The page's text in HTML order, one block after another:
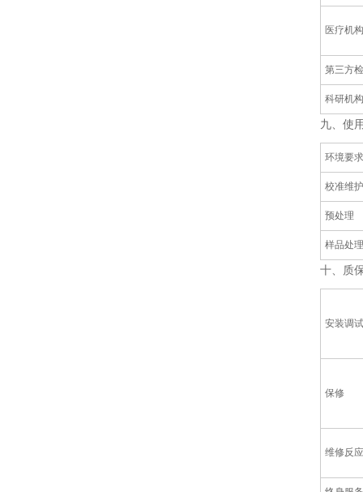
医疗机
第三方
科研机构
九、 使
‌环境要求
校准维
预处理
样品处理
十、质
安装调试
保修
维修反